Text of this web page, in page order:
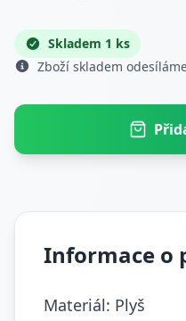
Skladem 1 ks
Zboží skladem
Informace o
Materiál: Plyš